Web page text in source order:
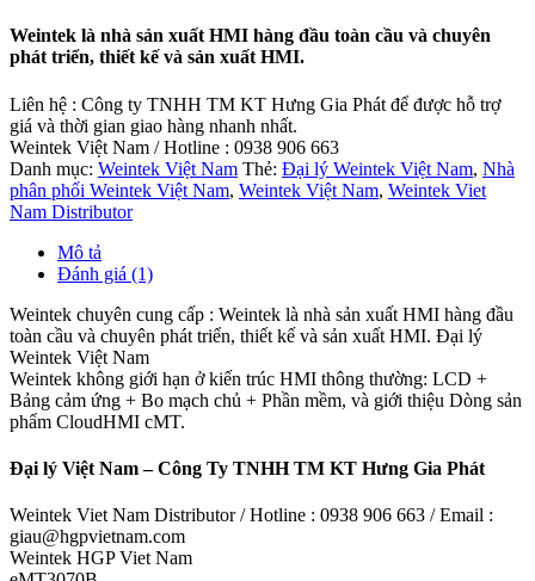
Weintek là nhà sản xuất HMI hàng đầu toàn cầu và chuyên
phát triển, thiết kế và sản xuất HMI.
Liên hệ : Công ty TNHH TM KT Hưng Gia Phát để được hỗ trợ
giá và thời gian giao hàng nhanh nhất.
Weintek Việt Nam / Hotline : 0938 906 663
Danh mục: Weintek Việt Nam Thẻ: Đại lý Weintek Việt Nam, Nhà
phân phối Weintek Việt Nam, Weintek Việt Nam, Weintek Viet
Nam Distributor
Mô tả
Đánh giá (1)
Weintek chuyên cung cấp : Weintek là nhà sản xuất HMI hàng đầu
toàn cầu và chuyên phát triển, thiết kế và sản xuất HMI. Đại lý
Weintek Việt Nam
Weintek không giới hạn ở kiến trúc HMI thông thường: LCD +
Bảng cảm ứng + Bo mạch chủ + Phần mềm, và giới thiệu Dòng sản
phẩm CloudHMI cMT.
Đại lý Việt Nam – Công Ty TNHH TM KT Hưng Gia Phát
Weintek Viet Nam Distributor / Hotline : 0938 906 663 / Email :
giau@hgpvietnam.com
Weintek HGP Viet Nam